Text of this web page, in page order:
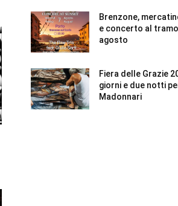
Brenzone,
e concerto al
agosto
Fiera delle Grazie
giorni e due notti
Madonnari